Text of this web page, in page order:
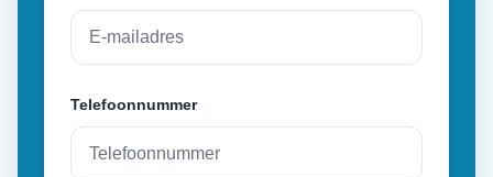
Telefoonnummer